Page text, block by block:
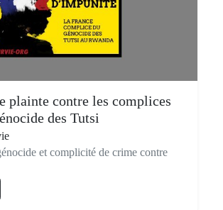
plainte contre les complices
des Tutsi
et complicité de crime contre